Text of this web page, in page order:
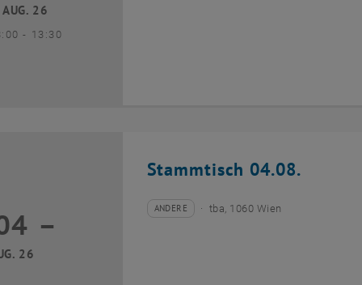
AUG. 26
- bis
13:30
Stammtisch 04.08.
26
– Veranstaltungstyp:
ANDERE
Veranstaltungsort:tba, 1060 Wien